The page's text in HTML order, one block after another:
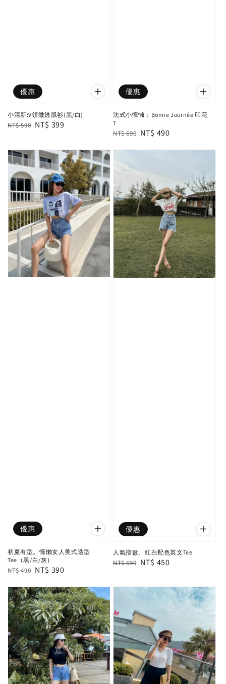
優惠
小清新:V領微透肌衫(黑/白)
Regular
NT$ 590 Sale
NT$ 399
優惠
法式小慵懶：Bonne Journée 印花
T
Regular
NT$ 690 Sale
NT$ 490
優惠
初夏有型。慵懶女人美式造型
Tee（黑/白/灰）
Regular
NT$ 490 Sale
NT$ 390
優惠
人氣指數。紅白配色英文Tee
Regular
NT$ 690 Sale
NT$ 450